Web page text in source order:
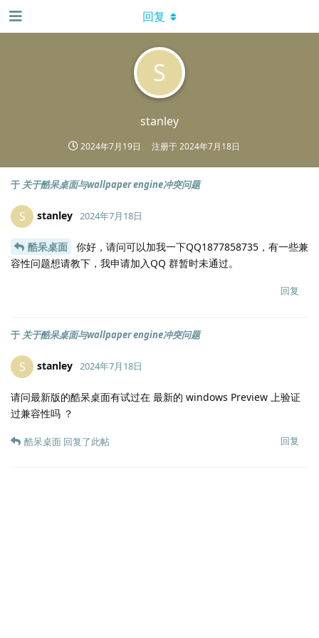
S
stanley
2024年7月19日 注册于2024年7月18日
回复
于 关于酷呆桌面与wallpaper engine冲突问题
S stanley 2024年7月18日
酷呆桌面
你好，请问可以加我一下QQ1877858735，有一些兼
容性问题想请教下，我申请加入QQ 群暂时未通过。
回复
于 关于酷呆桌面与wallpaper engine冲突问题
S stanley 2024年7月18日
请问最新版的酷呆桌面有试过在 最新的 windows Preview 上验证
过兼容性吗 ？
回复
酷呆桌面 回复了此帖